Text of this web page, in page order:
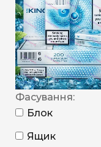
Фасування:
Блок
Ящик